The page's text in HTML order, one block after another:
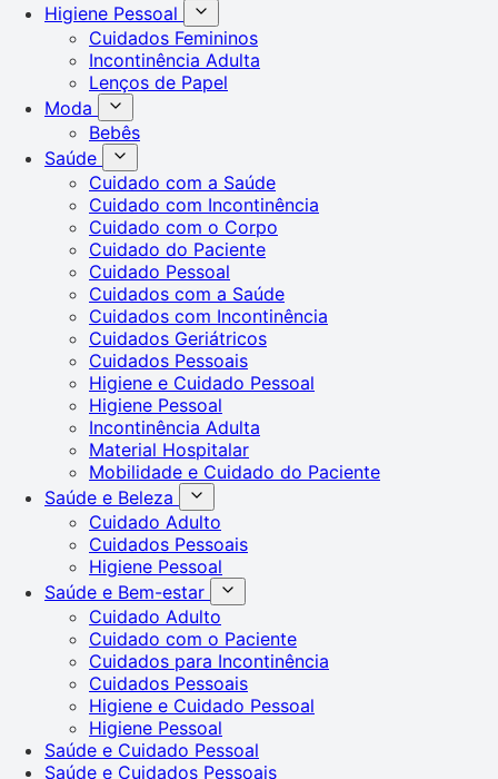
Higiene Pessoal
Cuidados Femininos
Incontinência Adulta
Lenços de Papel
Moda
Bebês
Saúde
Cuidado com a Saúde
Cuidado com Incontinência
Cuidado com o Corpo
Cuidado do Paciente
Cuidado Pessoal
Cuidados com a Saúde
Cuidados com Incontinência
Cuidados Geriátricos
Cuidados Pessoais
Higiene e Cuidado Pessoal
Higiene Pessoal
Incontinência Adulta
Material Hospitalar
Mobilidade e Cuidado do Paciente
Saúde e Beleza
Cuidado Adulto
Cuidados Pessoais
Higiene Pessoal
Saúde e Bem-estar
Cuidado Adulto
Cuidado com o Paciente
Cuidados para Incontinência
Cuidados Pessoais
Higiene e Cuidado Pessoal
Higiene Pessoal
Saúde e Cuidado Pessoal
Saúde e Cuidados Pessoais